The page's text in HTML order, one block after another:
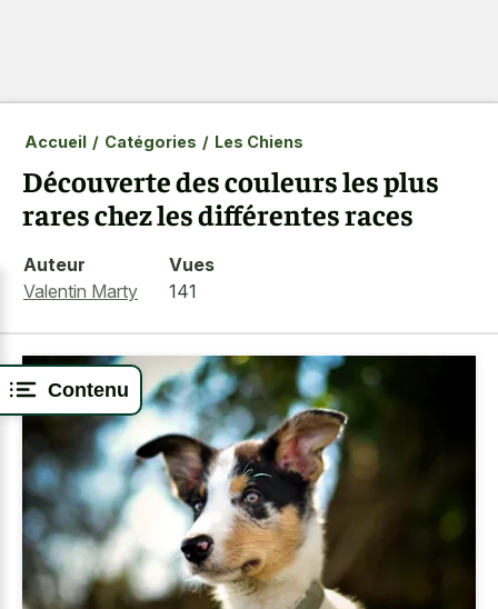
Contenu
Accueil / Catégories / Les Chiens
Découverte des couleurs les plus
rares chez les différentes races
Auteur
Valentin Marty
Vues
141